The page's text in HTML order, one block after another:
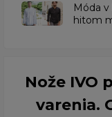
​Móda
hitom
Nože IVO
varenia.